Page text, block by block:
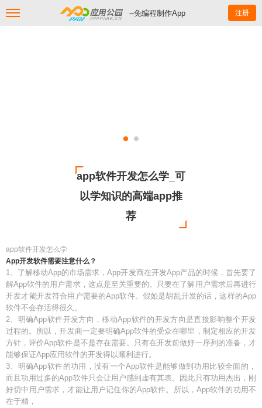
--免编程制作App 注册
app软件开发怎么学_可
以学知识的高端app推
荐
app软件开发怎么学
App开发软件需要注意什么？
1、了解移动App的市场需求，App开发商在开发App产品的时候，首先要了
解App软件的用户需求，这点是至关重要的。只要在了解用户需求后再进行
开发才能开发符合用户需要的App软件。假如是胡乱开发的话，这样的App
软件不会存活得很久。
2、明确App软件开发方向，移动App软件的开发方向是直接影响整个开发
过程的。所以，开发商一定要明确App软件的受众在哪里，制定相应的开发
方针，评价App软件是不是存在需要。只有在开发前做好一序列的准备，才
能够保证App应用软件的开发得以顺利进行。
3、明确App软件的功用，没有一个App软件是能够做到功用比较全面的，
而且功用过多的App软件只会让用户感到虚有其表。因此只有功用杰出，刚
好切中用户需求，才能让用户记住你的App软件。所以，App软件的功用不
在于精，